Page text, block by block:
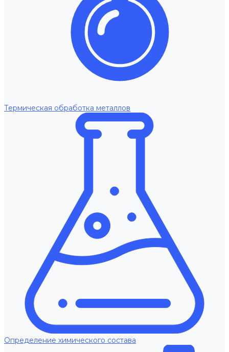
Термическая обработка металлов
Определение химического состава